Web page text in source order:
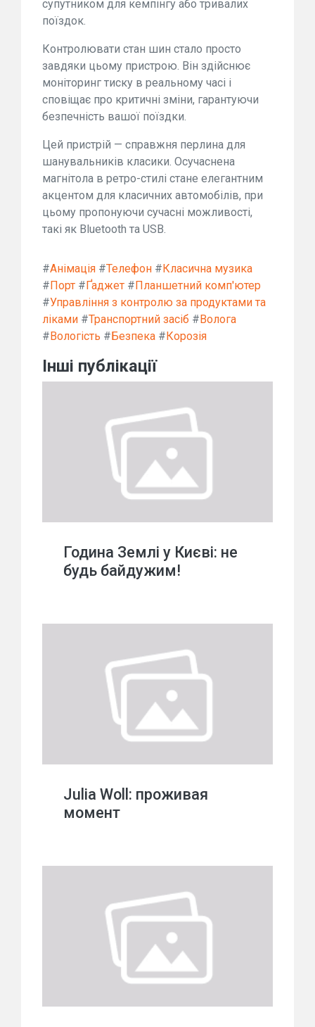
супутником для кемпінгу або тривалих
поїздок.
Контролювати стан шин стало просто
завдяки цьому пристрою. Він здійснює
моніторинг тиску в реальному часі і
сповіщає про критичні зміни, гарантуючи
безпечність вашої поїздки.
Цей пристрій — справжня перлина для
шанувальників класики. Осучаснена
магнітола в ретро-стилі стане елегантним
акцентом для класичних автомобілів, при
цьому пропонуючи сучасні можливості,
такі як Bluetooth та USB.
#Анімація #Телефон # Класична музика
# Порт # Ґаджет # Планшетний комп'ютер
#Управління з контролю за продуктами та
ліками #Транспортний засіб # Волога
# Вологість # Безпека # Корозія
Інші публікації
Година Землі у Києві: не
будь байдужим!
Julia Woll: проживая
момент